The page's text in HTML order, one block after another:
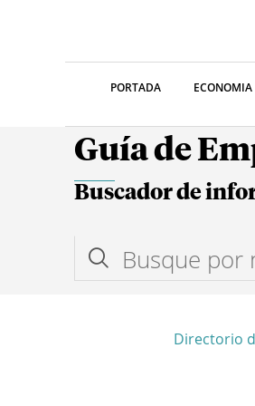
PORTADA ECONOMIA
Guía de
Buscador de
Directorio